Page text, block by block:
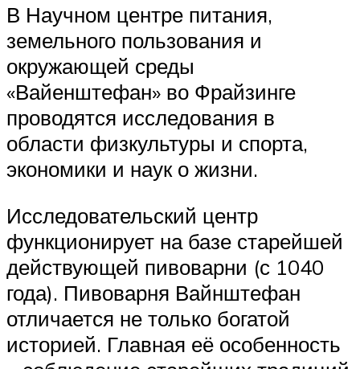
В Научном центре питания,
земельного пользования и
окружающей среды
«Вайенштефан» во Фрайзинге
проводятся исследования в
области физкультуры и спорта,
экономики и наук о жизни.
Исследовательский центр
функционирует на базе старейшей
действующей пивоварни (с 1040
года). Пивоварня Вайнштефан
отличается не только богатой
историей. Главная её особенность